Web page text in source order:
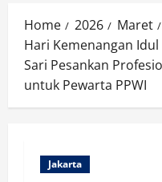
Home 2026 Maret
Hari Kemenangan
Sari Pesankan
untuk Pewarta PPWI
Jakarta